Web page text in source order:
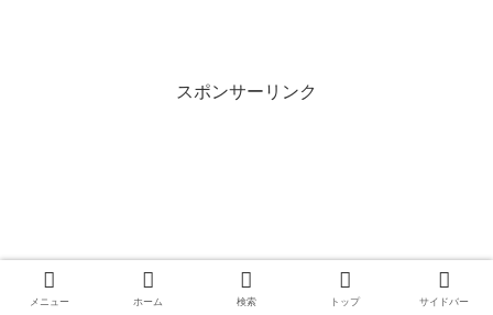
スポンサーリンク
メニュー ホーム 検索 トップ サイドバー